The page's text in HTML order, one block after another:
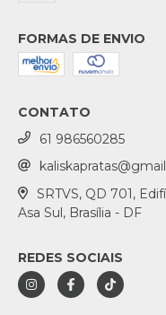
FORMAS DE ENVIO
CONTATO
61 986560285
SRTVS, QD 701,
Asa Sul, Brasília - DF
REDES SOCIAIS